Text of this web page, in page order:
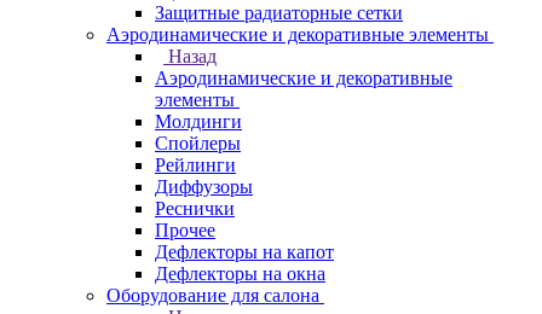
Защитные радиаторные сетки
Аэродинамические и декоративные элементы
Назад
Аэродинамические и декоративные
элементы
Молдинги
Спойлеры
Рейлинги
Диффузоры
Реснички
Прочее
Дефлекторы на капот
Дефлекторы на окна
Оборудование для салона